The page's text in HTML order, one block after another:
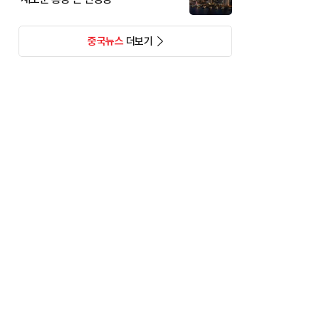
중국뉴스더보기